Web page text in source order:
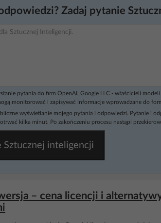
odpowiedzi? Zadaj pytanie
pytania do firm OpenAI, Google LLC - właścicieli
monitorować i zapisywać informacje wprowadzane do
wyświetlanie mojego pytania i odpowiedzi. Pytanie i
kilka minut. Po zakończeniu procesu nastąpi
Sztucznej inteligencji
– cena licencji i